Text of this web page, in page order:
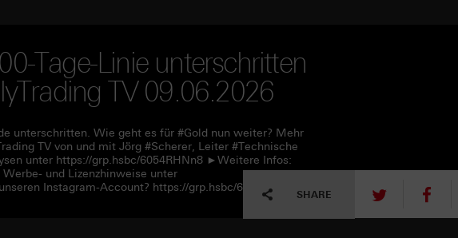
Tage-Linie unterschritten
TV 09.06.2026
unterschritten. Wie geht es für #Gold nun weiter? Mehr
TV von und mit Jörg #Scherer, Leiter #Technische
unter https://grp.hsbc/6054RHNn8 ►Weitere Infos:
und Lizenzhinweise unter
Instagram-Account? https://grp.hsbc/6057RHNn1
SHARE tweet